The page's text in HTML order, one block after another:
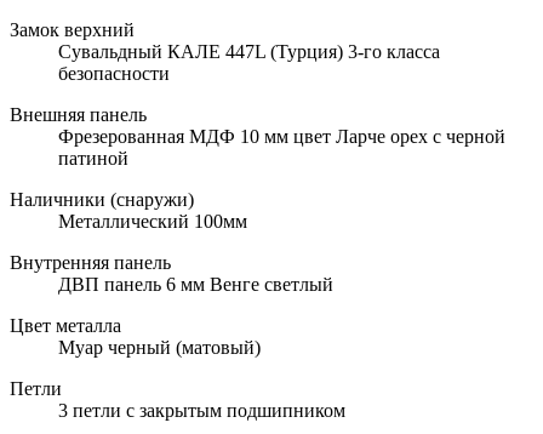
Замок верхний
Сувальдный КАЛЕ 447L (Турция) 3-го класса
безопасности
Внешняя панель
Фрезерованная МДФ 10 мм цвет Ларче орех с черной
патиной
Наличники (снаружи)
Металлический 100мм
Внутренняя панель
ДВП панель 6 мм Венге светлый
Цвет металла
Муар черный (матовый)
Петли
3 петли с закрытым подшипником